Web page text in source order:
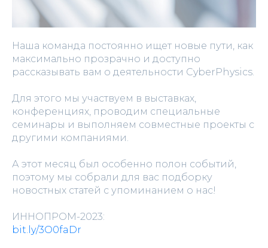
Наша команда постоянно ищет новые пути, как
максимально прозрачно и доступно
рассказывать вам о деятельности CyberPhysics.
Для этого мы участвуем в выставках,
конференциях, проводим специальные
семинары и выполняем совместные проекты с
другими компаниями.
А этот месяц был особенно полон событий,
поэтому мы собрали для вас подборку
новостных статей с упоминанием о нас!
ИННОПРОМ-2023:
bit.ly/3O0faDr